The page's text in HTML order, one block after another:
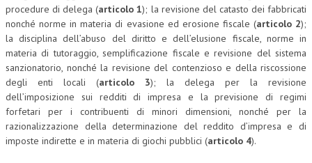
procedure di delega (articolo 1); la revisione del catasto dei fabbricati
nonché norme in materia di evasione ed erosione fiscale (articolo 2);
la disciplina dell’abuso del diritto e dell’elusione fiscale, norme in
materia di tutoraggio, semplificazione fiscale e revisione del sistema
sanzionatorio, nonché la revisione del contenzioso e della riscossione
degli enti locali (articolo 3); la delega per la revisione
dell’imposizione sui redditi di impresa e la previsione di regimi
forfetari per i contribuenti di minori dimensioni, nonché per la
razionalizzazione della determinazione del reddito d’impresa e di
imposte indirette e in materia di giochi pubblici (articolo 4).